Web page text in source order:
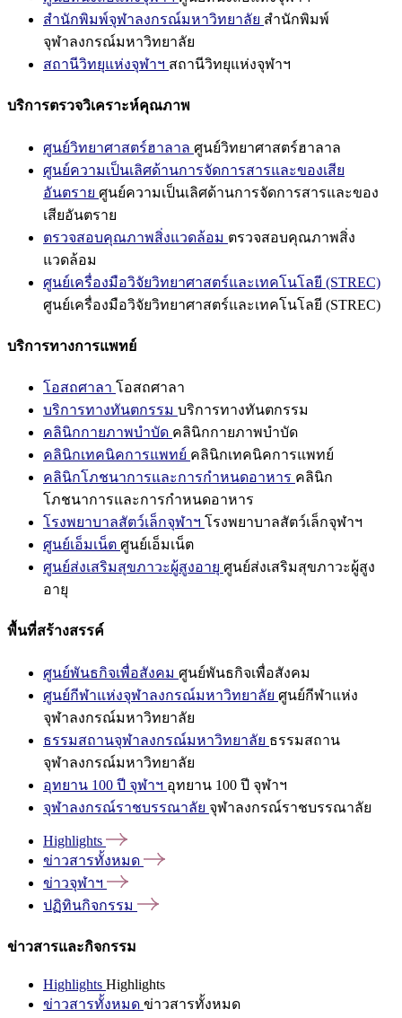
สำนักพิมพ์จุฬาลงกรณ์มหาวิทยาลัย สำนักพิมพ์
จุฬาลงกรณ์มหาวิทยาลัย
สถานีวิทยุแห่งจุฬาฯ สถานีวิทยุแห่งจุฬาฯ
บริการตรวจวิเคราะห์คุณภาพ
ศูนย์วิทยาศาสตร์ฮาลาล ศูนย์วิทยาศาสตร์ฮาลาล
ศูนย์ความเป็นเลิศด้านการจัดการสารและของเสีย
อันตราย ศูนย์ความเป็นเลิศด้านการจัดการสารและของ
เสียอันตราย
ตรวจสอบคุณภาพสิ่งแวดล้อม ตรวจสอบคุณภาพสิ่ง
แวดล้อม
ศูนย์เครื่องมือวิจัยวิทยาศาสตร์และเทคโนโลยี (STREC)
ศูนย์เครื่องมือวิจัยวิทยาศาสตร์และเทคโนโลยี (STREC)
บริการทางการแพทย์
โอสถศาลา โอสถศาลา
บริการทางทันตกรรม บริการทางทันตกรรม
คลินิกกายภาพบำบัด คลินิกกายภาพบำบัด
คลินิกเทคนิคการแพทย์ คลินิกเทคนิคการแพทย์
คลินิกโภชนาการและการกำหนดอาหาร คลินิก
โภชนาการและการกำหนดอาหาร
โรงพยาบาลสัตว์เล็กจุฬาฯ โรงพยาบาลสัตว์เล็กจุฬาฯ
ศูนย์เอ็มเน็ต ศูนย์เอ็มเน็ต
ศูนย์ส่งเสริมสุขภาวะผู้สูงอายุ ศูนย์ส่งเสริมสุขภาวะผู้สูง
อายุ
พื้นที่สร้างสรรค์
ศูนย์พันธกิจเพื่อสังคม ศูนย์พันธกิจเพื่อสังคม
ศูนย์กีฬาแห่งจุฬาลงกรณ์มหาวิทยาลัย ศูนย์กีฬาแห่ง
จุฬาลงกรณ์มหาวิทยาลัย
ธรรมสถานจุฬาลงกรณ์มหาวิทยาลัย ธรรมสถาน
จุฬาลงกรณ์มหาวิทยาลัย
อุทยาน 100 ปี จุฬาฯ อุทยาน 100 ปี จุฬาฯ
จุฬาลงกรณ์ราชบรรณาลัย จุฬาลงกรณ์ราชบรรณาลัย
Highlights
ข่าวสารทั้งหมด
ข่าวจุฬาฯ
ปฏิทินกิจกรรม
ข่าวสารและกิจกรรม
Highlights Highlights
ข่าวสารทั้งหมด ข่าวสารทั้งหมด